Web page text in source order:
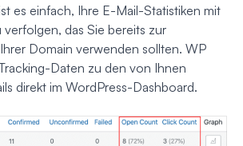
es einfach, Ihre E-Mail-Statistiken mit
verfolgen, das Sie bereits zur
Domain verwenden sollten. WP
Daten zu den von Ihnen
direkt im WordPress-Dashboard.